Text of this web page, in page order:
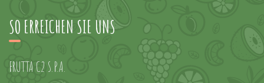
SO ERREICHEN SIE UNS
FRUTTA C2 S.P.A.